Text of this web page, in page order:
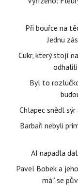
Při bouřce na
Jednu
Cukr, který stojí
Byl to
Chlapec snědl
Barbaři nebyli
AI napadla
Pavel Bobek a
má“ se